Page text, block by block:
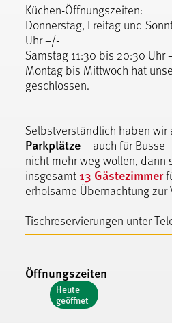
Küchen-Öffnungszeiten:
Donnerstag, Freitag und
Uhr +/-
Samstag 11:30 bis 20:30 Uhr
Montag bis Mittwoch hat
geschlossen.
Selbstverständlich haben wir
Parkplätze – auch für Busse
nicht mehr weg wollen, dann
insgesamt 13 Gästezimmer
erholsame Übernachtung zur
Tischreservierungen unter
Öffnungszeiten
Heute
geöffnet